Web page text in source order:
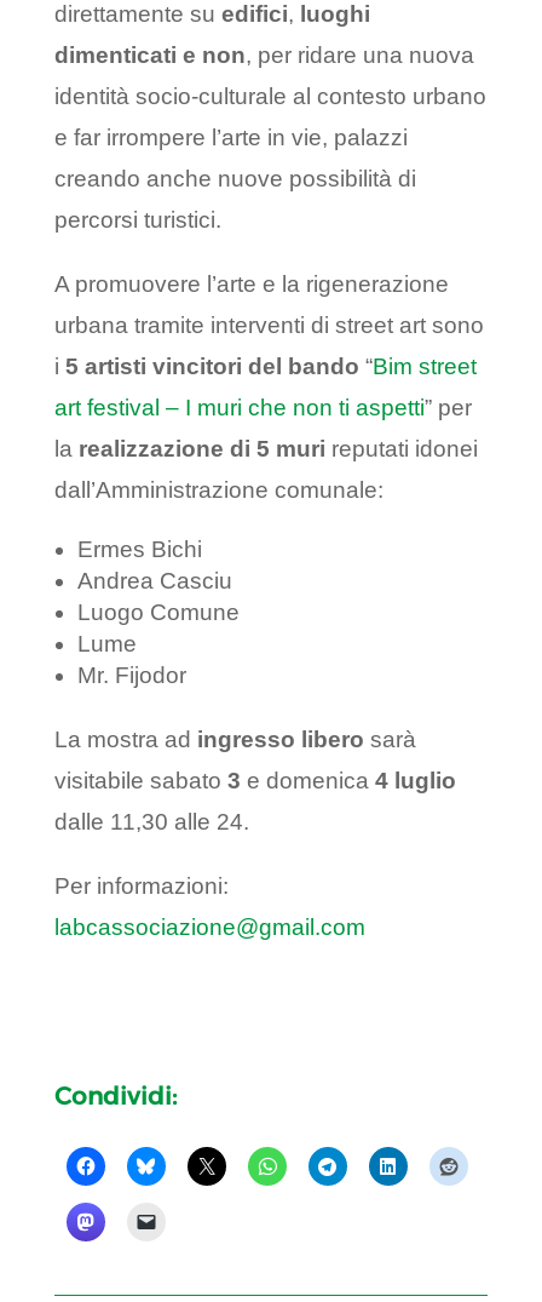
direttamente su edifici, luoghi
dimenticati e non, per ridare una nuova
identità socio-culturale al contesto urbano
e far irrompere l’arte in vie, palazzi
creando anche nuove possibilità di
percorsi turistici.
A promuovere l’arte e la rigenerazione
urbana tramite interventi di street art sono
i 5 artisti vincitori del bando “Bim street
art festival – I muri che non ti aspetti” per
la realizzazione di 5 muri reputati idonei
dall’Amministrazione comunale:
Ermes Bichi
Andrea Casciu
Luogo Comune
Lume
Mr. Fijodor
La mostra ad ingresso libero sarà
visitabile sabato 3 e domenica 4 luglio
dalle 11,30 alle 24.
Per informazioni:
labcassociazione@gmail.com
Condividi: